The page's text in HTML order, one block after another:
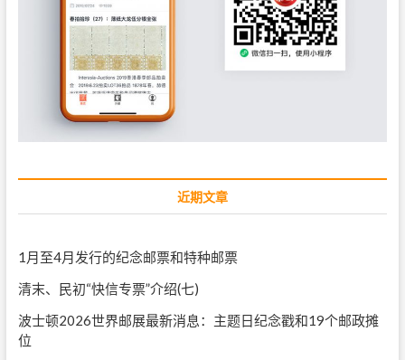
近期文章
1月至4月发行的纪念邮票和特种邮票
清末、民初“快信专票”介绍(七)
波士顿2026世界邮展最新消息：主题日纪念戳和19个邮政摊
位